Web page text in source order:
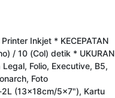
Inkjet * KECEPATAN
/ 10 (Col) detik * UKURAN
Folio, Executive, B5,
Foto
(13x18cm/5x7"), Kartu